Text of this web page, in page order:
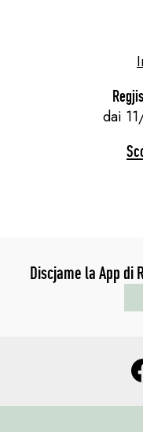
dai
Discjame la App di